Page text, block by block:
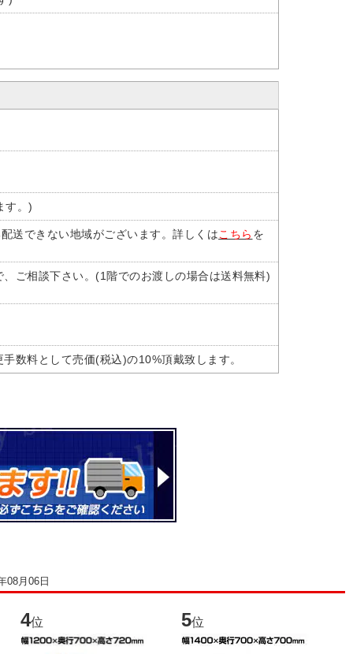
す。)
送できない地域がございます。詳しくはこちら を
ご相談下さい。(1階でのお渡しの場合は送料無料)
数料として売価(税込)の10%頂戴致します。
08月06日
4位 5位